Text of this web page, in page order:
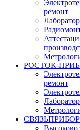
ремонт
РОСТОК-
ремонт
СВЯЗЬПРИБОР